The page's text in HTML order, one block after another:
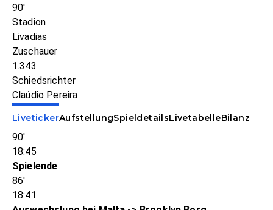
90'
Stadion
Livadias
Zuschauer
1.343
Schiedsrichter
Claúdio Pereira
LivetickerAufstellungSpieldetailsLivetabelleBilanz
90'
18:45
Spielende
86'
18:41